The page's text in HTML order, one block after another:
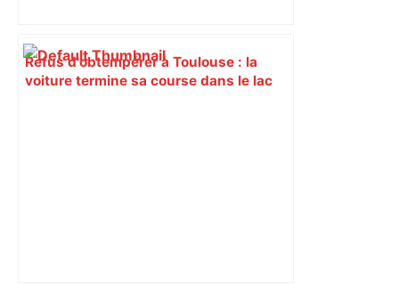
Refus d'obtempérer à Toulouse : la
voiture termine sa course dans le lac